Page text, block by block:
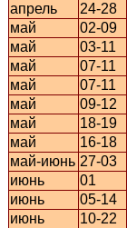
апрель
24-28
май
02-09
май
03-11
май
07-11
май
07-11
май
09-12
май
18-19
май
16-18
май-июнь 27-03
июнь
01
июнь
05-14
июнь
10-22